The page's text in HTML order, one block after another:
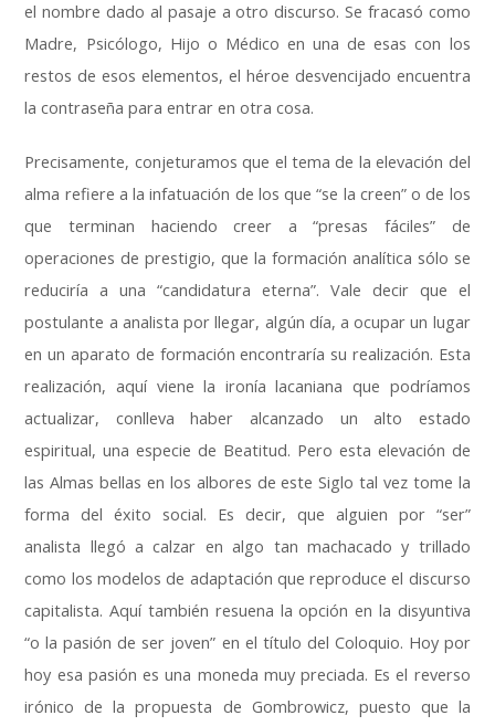
el nombre dado al pasaje a otro discurso. Se fracasó como
Madre, Psicólogo, Hijo o Médico en una de esas con los
restos de esos elementos, el héroe desvencijado encuentra
la contraseña para entrar en otra cosa.
Precisamente, conjeturamos que el tema de la elevación del
alma refiere a la infatuación de los que “se la creen” o de los
que terminan haciendo creer a “presas fáciles” de
operaciones de prestigio, que la formación analítica sólo se
reduciría a una “candidatura eterna”. Vale decir que el
postulante a analista por llegar, algún día, a ocupar un lugar
en un aparato de formación encontraría su realización. Esta
realización, aquí viene la ironía lacaniana que podríamos
actualizar, conlleva haber alcanzado un alto estado
espiritual, una especie de Beatitud. Pero esta elevación de
las Almas bellas en los albores de este Siglo tal vez tome la
forma del éxito social. Es decir, que alguien por “ser”
analista llegó a calzar en algo tan machacado y trillado
como los modelos de adaptación que reproduce el discurso
capitalista. Aquí también resuena la opción en la disyuntiva
“o la pasión de ser joven” en el título del Coloquio. Hoy por
hoy esa pasión es una moneda muy preciada. Es el reverso
irónico de la propuesta de Gombrowicz, puesto que la